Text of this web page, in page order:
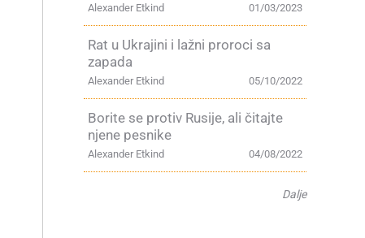
01/03/2023
Alexander Etkind
Rat u Ukrajini i lažni proroci sa
zapada
05/10/2022
Alexander Etkind
Borite se protiv Rusije, ali čitajte
njene pesnike
04/08/2022
Alexander Etkind
Dalje